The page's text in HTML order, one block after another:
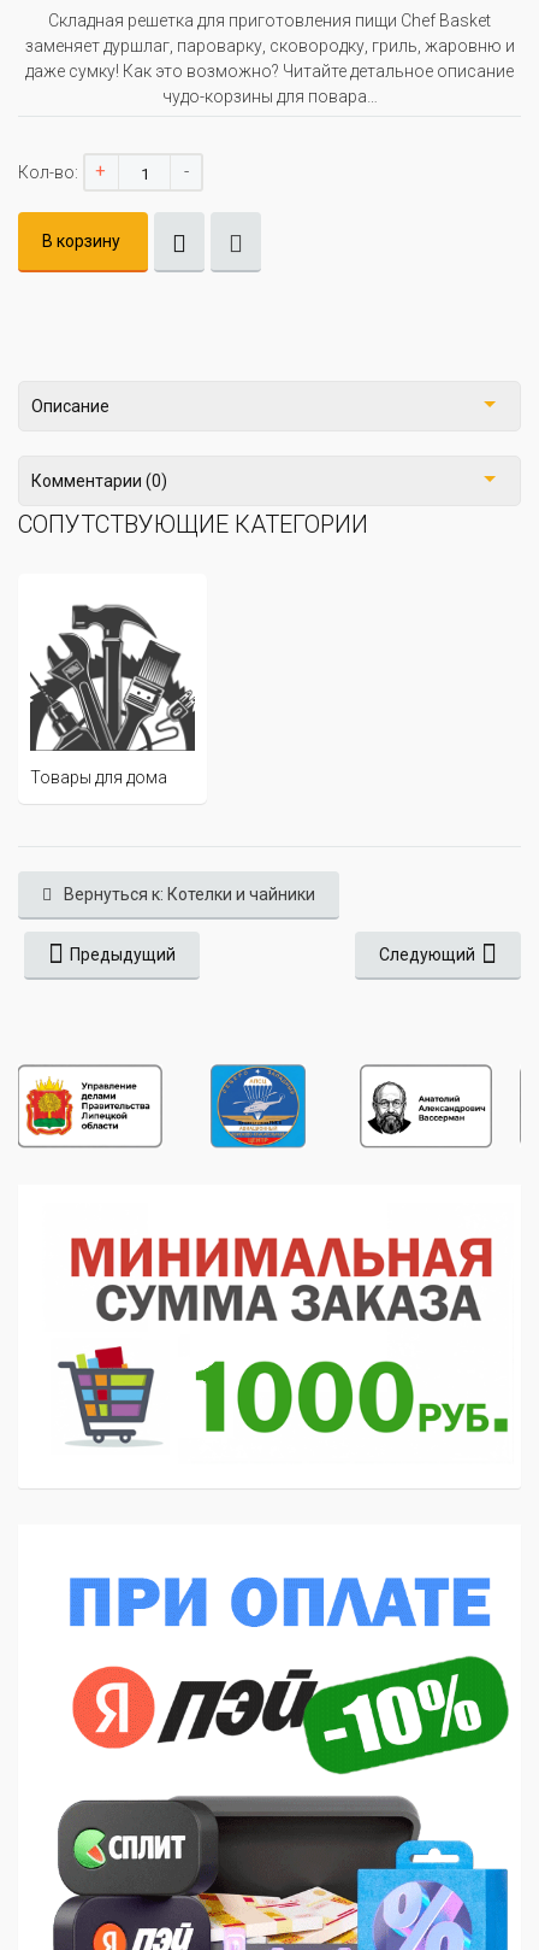
Складная решетка для приготовления пищи Chef Basket
заменяет дуршлаг, пароварку, сковородку, гриль, жаровню и
даже сумку! Как это возможно? Читайте детальное описание
чудо-корзины для повара…
Кол-во: + -
В корзину
Описание
Комментарии (0)
СОПУТСТВУЮЩИЕ КАТЕГОРИИ
Товары для дома
Вернуться к: Котелки и чайники
Предыдущий Следующий